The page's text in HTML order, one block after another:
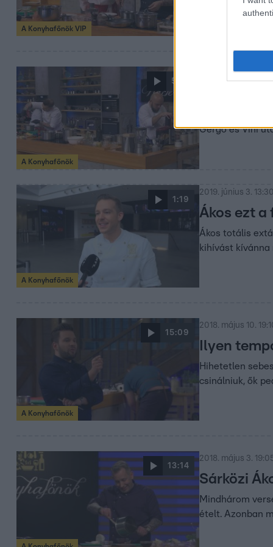
A Konyhafőnök VIP
5:07
A Konyhafőnök
2019. június 5. 19:35
Elérkezett a
Gergő és Vini
1:19
A Konyhafőnök
2019. június 3. 13:30
Ákos ezt
Ákos totális
kihívást
15:09
A Konyhafőnök
2018. május 10.
Ilyen
Hihetetlen
csinálniuk, ők
13:14
2018. május 3.
Sárközi
Mindhárom
ételt. Azonban